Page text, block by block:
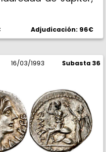
portando láurea
en cuadriga al
bajo los caballos.
EBC-.
Adjudicación: 96€
16/03/1993 Subasta 36